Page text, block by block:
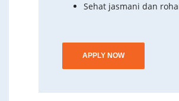
Sehat jasmani dan
APPLY NOW